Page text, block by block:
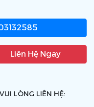
Liên Hệ Ngay
LÒNG LIÊN HỆ: